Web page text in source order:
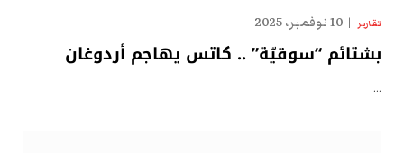
تقارير 10 نوفمبر، 2025
بشتائم “سوقيّة” .. كاتس يهاجم أردوغان
…